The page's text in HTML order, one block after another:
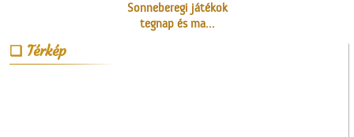
Sonneberegi játékok
tegnap és ma...
Térkép